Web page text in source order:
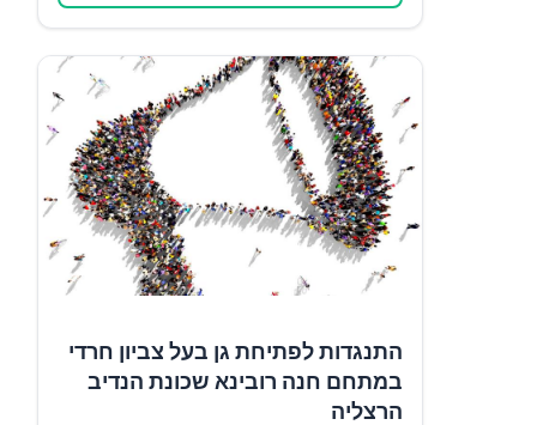
התנגדות לפתיחת גן בעל צביון חרדי
במתחם חנה רובינא שכונת הנדיב
הרצליה